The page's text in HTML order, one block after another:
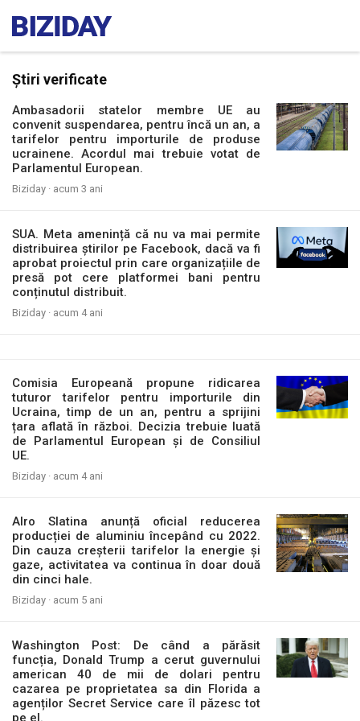
Știri verificate
Ambasadorii statelor membre UE au
convenit suspendarea, pentru încă un an, a
tarifelor pentru importurile de produse
ucrainene. Acordul mai trebuie votat de
Parlamentul European.
Biziday · acum 3 ani
SUA. Meta amenință că nu va mai permite
distribuirea știrilor pe Facebook, dacă va fi
aprobat proiectul prin care organizațiile de
presă pot cere platformei bani pentru
conținutul distribuit.
Biziday · acum 4 ani
Comisia Europeană propune ridicarea
tuturor tarifelor pentru importurile din
Ucraina, timp de un an, pentru a sprijini
țara aflată în război. Decizia trebuie luată
de Parlamentul European și de Consiliul
UE.
Biziday · acum 4 ani
Alro Slatina anunță oficial reducerea
producției de aluminiu începând cu 2022.
Din cauza creșterii tarifelor la energie și
gaze, activitatea va continua în doar două
din cinci hale.
Biziday · acum 5 ani
Washington Post: De când a părăsit
funcția, Donald Trump a cerut guvernului
american 40 de mii de dolari pentru
cazarea pe proprietatea sa din Florida a
agenților Secret Service care îl păzesc tot
pe el.